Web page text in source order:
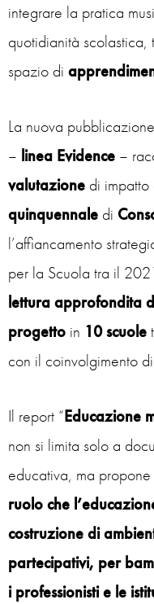
integrare la pratica
quotidianità scolastica,
spazio di
La nuova
– linea Evidence –
valutazione di
quinquennale di
l’affiancamento
per la Scuola tra il
lettura approfondita
progetto in 10 scuole
con il coinvolgimento
Il report “Educazione
non si limita solo a
educativa, ma
ruolo che
costruzione di
partecipativi, per
i professionisti e le